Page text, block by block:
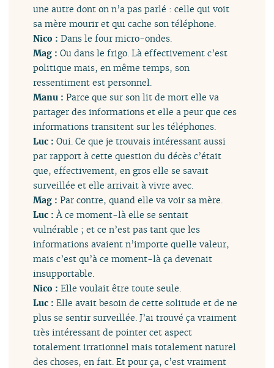
une autre dont on n’a pas parlé : celle qui voit
sa mère mourir et qui cache son téléphone.
Nico :Dans le four micro-ondes.
Mag :Ou dans le frigo. Là effectivement c’est
politique mais, en même temps, son
ressentiment est personnel.
Manu :Parce que sur son lit de mort elle va
partager des informations et elle a peur que ces
informations transitent sur les téléphones.
Luc :Oui. Ce que je trouvais intéressant aussi
par rapport à cette question du décès c’était
que, effectivement, en gros elle se savait
surveillée et elle arrivait à vivre avec.
Mag :Par contre, quand elle va voir sa mère.
Luc :À ce moment-là elle se sentait
vulnérable ; et ce n’est pas tant que les
informations avaient n’importe quelle valeur,
mais c’est qu’à ce moment-là ça devenait
insupportable.
Nico :Elle voulait être toute seule.
Luc :Elle avait besoin de cette solitude et de ne
plus se sentir surveillée. J’ai trouvé ça vraiment
très intéressant de pointer cet aspect
totalement irrationnel mais totalement naturel
des choses, en fait. Et pour ça, c’est vraiment